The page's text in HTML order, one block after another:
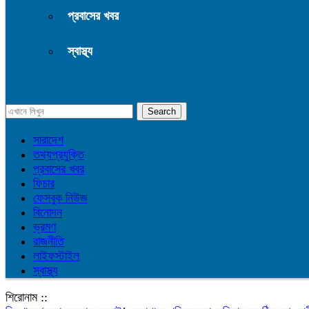
প্রবাসের খবর
স্বাস্থ্য
সারাদেশ
তথ্যপ্রযুক্তি
প্রবাসের খবর
ফিচার
ফেসবুক নিউজ
বিনোদন
ভ্রমণ
রাজনীতি
লাইফস্টাইল
স্বাস্থ্য
শিরোনাম ::